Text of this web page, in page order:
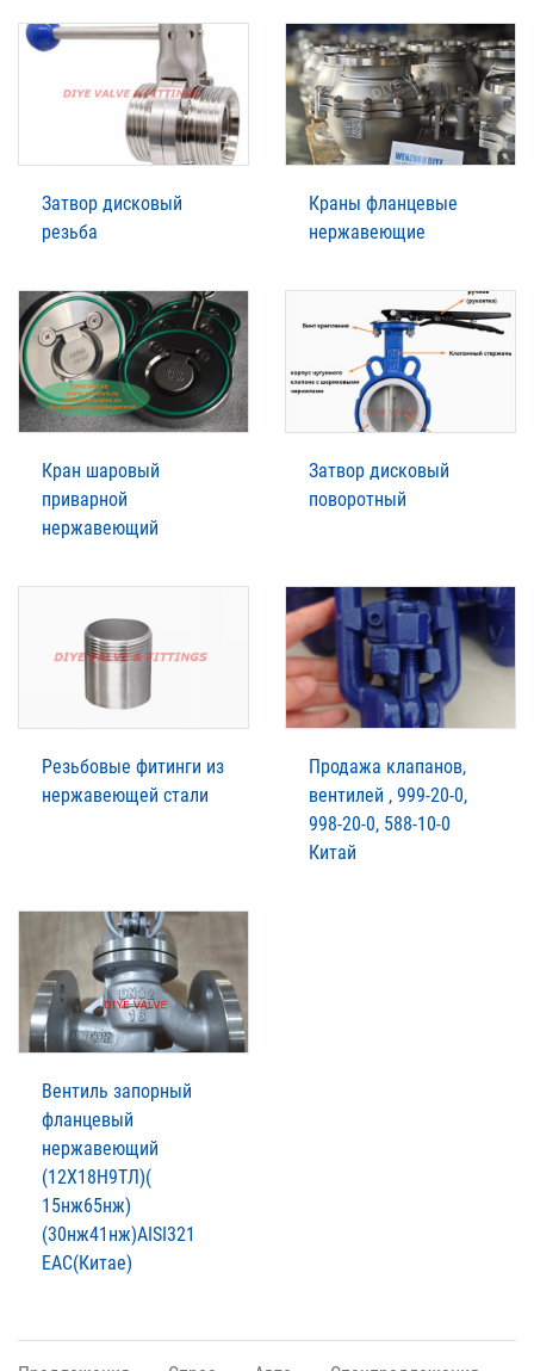
Затвор дисковый
резьба
Краны фланцевые
нержавеющие
Кран шаровый
приварной
нержавеющий
Затвор дисковый
поворотный
Резьбовые фитинги из
нержавеющей стали
Продажа клапанов,
вентилей , 999-20-0,
998-20-0, 588-10-0
Китай
Вентиль запорный
фланцевый
нержавеющий
(12Х18Н9ТЛ)(
15нж65нж)
(30нж41нж)AISI321
EAC(Китае)